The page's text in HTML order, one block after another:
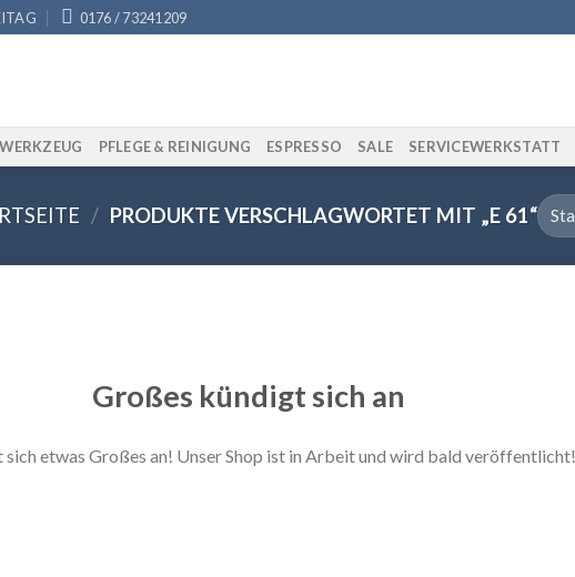
0176 / 73241209
PFLEGE & REINIGUNG ESPRESSO SALE SERVICEWERKSTATT
/ PRODUKTE VERSCHLAGWORTET MIT „E 61“
Großes kündigt sich an
sich etwas Großes an! Unser Shop ist in Arbeit und wird bald veröffentlicht!